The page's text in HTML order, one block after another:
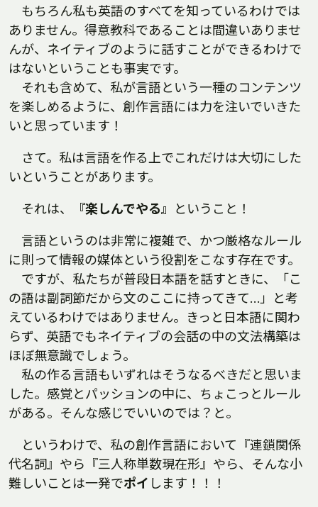
もちろん私も英語のすべてを知っているわけでは
ありません。得意教科であることは間違いありませ
んが、ネイティブのように話すことができるわけで
はないということも事実です。
それも含めて、私が言語という一種のコンテンツ
を楽しめるように、創作言語には力を注いでいきた
いと思っています！
さて。私は言語を作る上でこれだけは大切にした
いということがあります。
それは、 『楽しんでやる』 ということ！
言語というのは非常に複雑で、かつ厳格なルール
に則って情報の媒体という役割をこなす存在です。
ですが、私たちが普段日本語を話すときに、「こ
の語は副詞節だから文のここに持ってきて…」と考
えているわけではありません。きっと日本語に関わ
らず、英語でもネイティブの会話の中の文法構築は
ほぼ無意識でしょう。
私の作る言語もいずれはそうなるべきだと思いま
した。感覚とパッションの中に、ちょこっとルール
がある。そんな感じでいいのでは？と。
というわけで、私の創作言語において『連鎖関係
代名詞』やら『三人称単数現在形』やら、そんな小
難しいことは一発でポイ します！！！